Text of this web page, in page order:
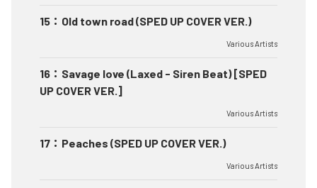
15 ： Old town road (SPED UP COVER VER.)
Various Artists
16 ： Savage love (Laxed - Siren Beat) [SPED
UP COVER VER.]
Various Artists
17 ： Peaches (SPED UP COVER VER.)
Various Artists